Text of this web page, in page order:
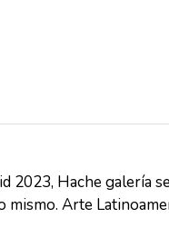
2023, Hache
Arte